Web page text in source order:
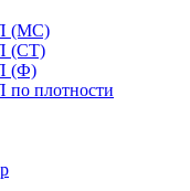
(МС)
(СТ)
(Ф)
плотности